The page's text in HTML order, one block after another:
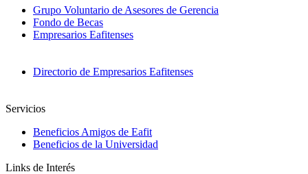
Grupo Voluntario de Asesores de Gerencia
Fondo de Becas
Empresarios Eafitenses
Directorio de Empresarios Eafitenses
Servicios
Beneficios Amigos de Eafit
Beneficios de la Universidad
Links de Interés